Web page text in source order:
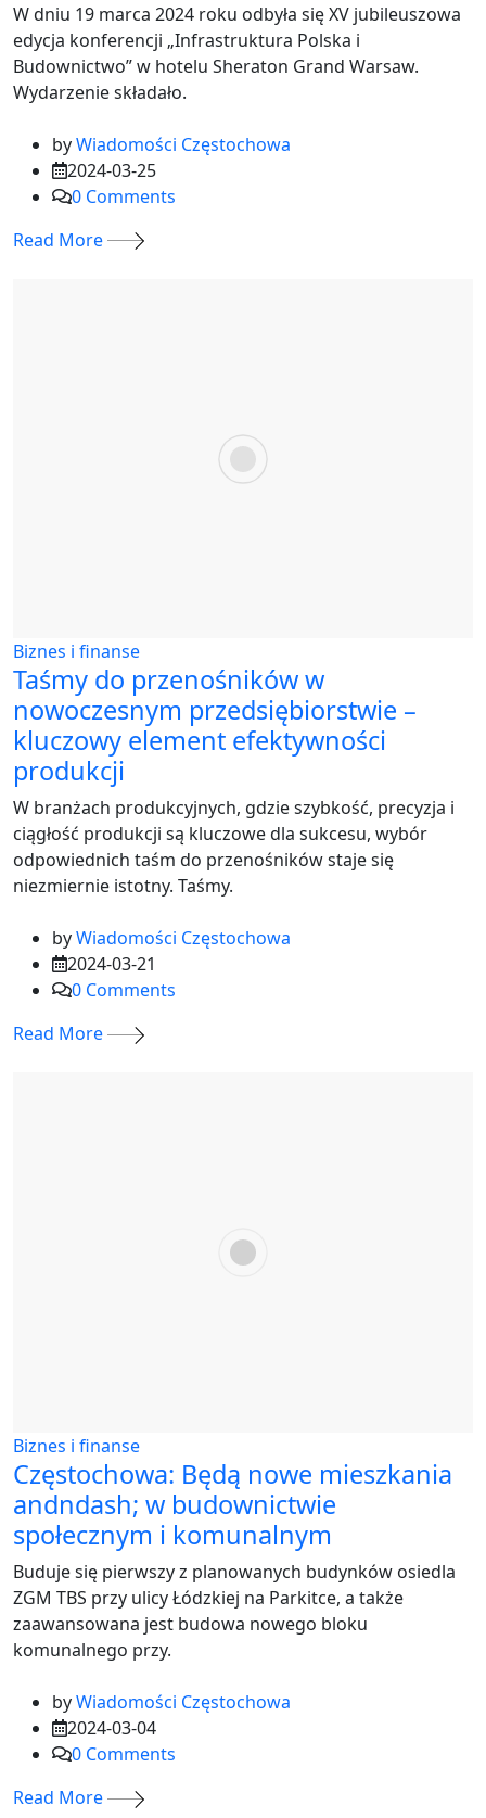
W dniu 19 marca 2024 roku odbyła się XV jubileuszowa
edycja konferencji „Infrastruktura Polska i
Budownictwo” w hotelu Sheraton Grand Warsaw.
Wydarzenie składało.
byWiadomości Częstochowa
2024-03-25
0 Comments
Read More
Biznes i finanse
Taśmy do przenośników w
nowoczesnym przedsiębiorstwie –
kluczowy element efektywności
produkcji
W branżach produkcyjnych, gdzie szybkość, precyzja i
ciągłość produkcji są kluczowe dla sukcesu, wybór
odpowiednich taśm do przenośników staje się
niezmiernie istotny. Taśmy.
byWiadomości Częstochowa
2024-03-21
0 Comments
Read More
Biznes i finanse
Częstochowa: Będą nowe mieszkania
andndash; w budownictwie
społecznym i komunalnym
Buduje się pierwszy z planowanych budynków osiedla
ZGM TBS przy ulicy Łódzkiej na Parkitce, a także
zaawansowana jest budowa nowego bloku
komunalnego przy.
byWiadomości Częstochowa
2024-03-04
0 Comments
Read More